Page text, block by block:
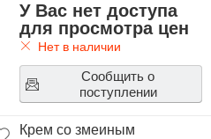
У Вас нет доступа
для просмотра цен
Нет в наличии
Сообщить о
поступлении
Крем со змеиным